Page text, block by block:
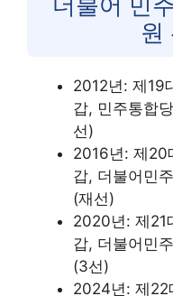
원
2012년: 제19
갑, 민주통합
선)
2016년: 제20
갑, 더불어민
(재선)
2020년: 제21
갑, 더불어민
(3선)
2024년: 제22